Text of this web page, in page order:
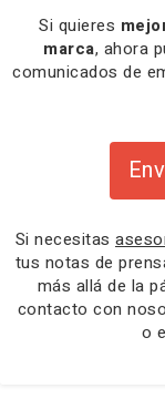
Si quieres
marca, ahora
comunicados de
Si necesitas
tus notas de
más allá de la
contacto con
o